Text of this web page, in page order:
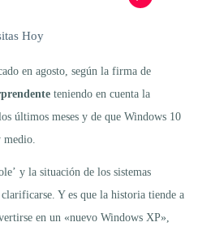
Hoy
en agosto, según la firma de
teniendo en cuenta la
últimos meses y de que Windows 10
y la situación de los sistemas
Y es que la historia tiende a
en un «nuevo Windows XP»,